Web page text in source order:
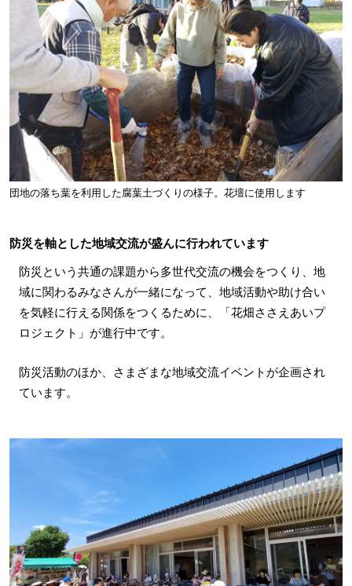
団地の落ち葉を利用した腐葉土づくりの様子。花壇に使用します
防災を軸とした地域交流が盛んに行われています
防災という共通の課題から多世代交流の機会をつくり、地
域に関わるみなさんが一緒になって、地域活動や助け合い
を気軽に行える関係をつくるために、「花畑ささえあいプ
ロジェクト」が進行中です。
防災活動のほか、さまざまな地域交流イベントが企画され
ています。